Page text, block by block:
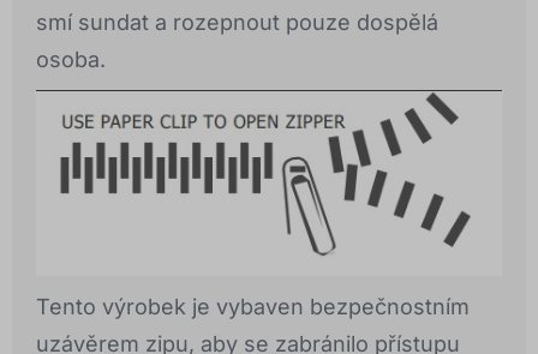
smí sundat a rozepnout pouze dospělá
osoba.
Tento výrobek je vybaven bezpečnostním
uzávěrem zipu, aby se zabránilo přístupu